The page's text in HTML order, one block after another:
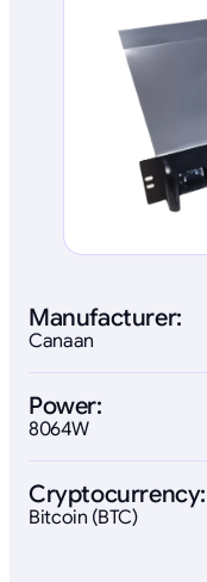
Manufacturer:
Canaan
Power:
8064W
Cryptocurrency:
Bitcoin (BTC)